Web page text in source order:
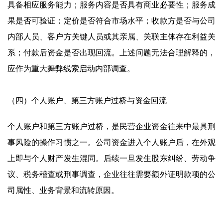
具备相应服务能力；服务内容是否具有商业必要性；服务成
果是否可验证；定价是否符合市场水平；收款方是否与公司
内部人员、客户方关键人员或其亲属、关联主体存在利益关
系；付款后资金是否出现回流。上述问题无法合理解释的，
应作为重大舞弊线索启动内部调查。
（四）个人账户、第三方账户过桥与资金回流
个人账户和第三方账户过桥，是民营企业资金往来中最具刑
事风险的操作习惯之一。公司资金进入个人账户后，在外观
上即与个人财产发生混同。后续一旦发生股东纠纷、劳动争
议、税务稽查或刑事调查，企业往往需要额外证明款项的公
司属性、业务背景和流转原因。